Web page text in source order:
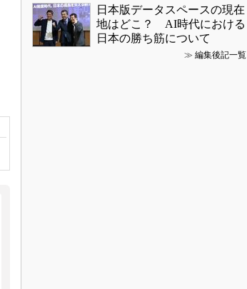
日本版データスペースの現在
地はどこ？ AI時代における
日本の勝ち筋について
≫ 編集後記一覧